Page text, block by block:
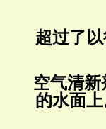
超过了
空气清
的水面